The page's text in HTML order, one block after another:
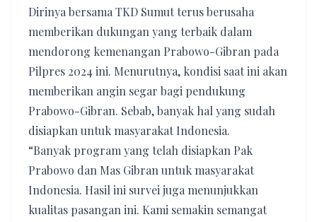
Dirinya bersama TKD Sumut terus berusaha
memberikan dukungan yang terbaik dalam
mendorong kemenangan Prabowo-Gibran pada
Pilpres 2024 ini. Menurutnya, kondisi saat ini akan
memberikan angin segar bagi pendukung
Prabowo-Gibran. Sebab, banyak hal yang sudah
disiapkan untuk masyarakat Indonesia.
“Banyak program yang telah disiapkan Pak
Prabowo dan Mas Gibran untuk masyarakat
Indonesia. Hasil ini survei juga menunjukkan
kualitas pasangan ini. Kami semakin semangat